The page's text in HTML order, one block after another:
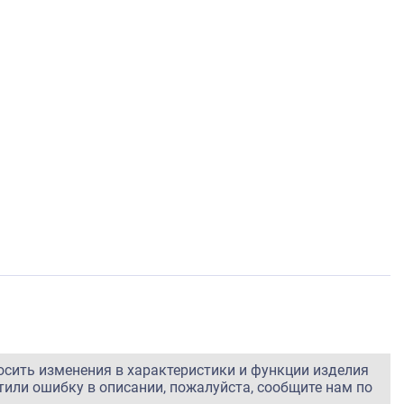
изменения в характеристики и функции изделия
ошибку в описании, пожалуйста, сообщите нам по